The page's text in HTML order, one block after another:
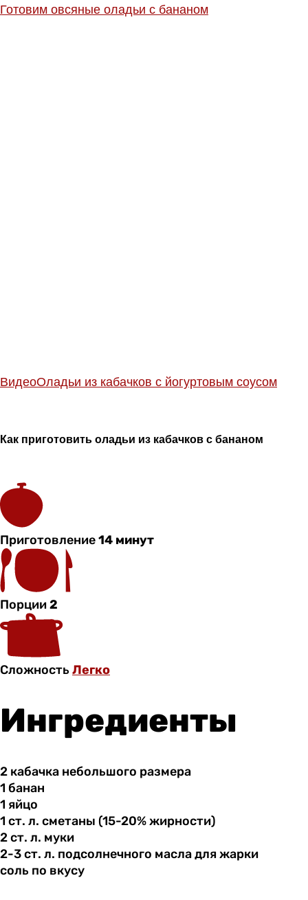
Готовим овсяные оладьи с бананом
ВидеоОладьи из кабачков с йогуртовым соусом
Как приготовить оладьи из кабачков с бананом
Приготовление14 минут
Порции2
Сложность Легко
Ингредиенты
2 кабачка небольшого размера
1 банан
1 яйцо
1 ст. л. сметаны (15-20% жирности)
2 ст. л. муки
2-3 ст. л. подсолнечного масла для жарки
соль по вкусу